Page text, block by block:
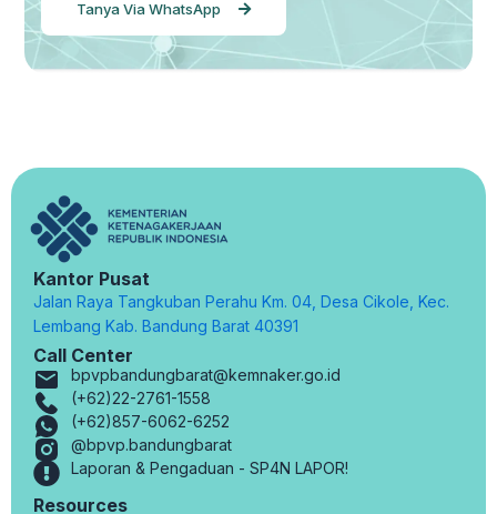
Tanya Via WhatsApp
Kantor Pusat
Jalan Raya Tangkuban Perahu Km. 04, Desa Cikole, Kec.
Lembang Kab. Bandung Barat 40391
Call Center
bpvpbandungbarat@kemnaker.go.id
(+62)22-2761-1558
(+62)857-6062-6252
@bpvp.bandungbarat
Laporan & Pengaduan - SP4N LAPOR!
Resources